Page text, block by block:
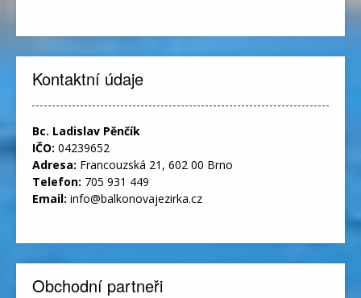
Kontaktní údaje
Bc. Ladislav Pěnčík
IČO: 04239652
Adresa: Francouzská 21, 602 00 Brno
Telefon: 705 931 449
Email: info@balkonovajezirka.cz
Obchodní partneři